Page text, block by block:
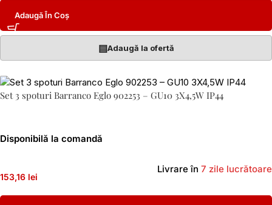
Adaugă În Coș
▤Adaugă la ofertă
Set 3 spoturi Barranco Eglo 902253 – GU10 3X4,5W IP44
Disponibilă la comandă
153,16 lei
Livrare în 7 zile lucrătoare